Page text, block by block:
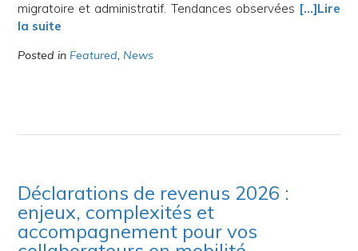
migratoire et administratif. Tendances observées […]Lire
la suite
Posted in Featured, News
Déclarations de revenus 2026 :
enjeux, complexités et
accompagnement pour vos